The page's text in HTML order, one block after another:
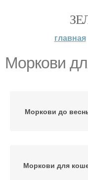
главная
Моркови
Моркови до
Моркови для